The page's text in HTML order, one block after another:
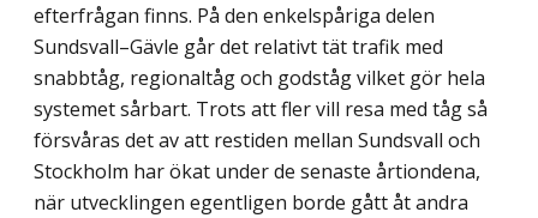
efterfrågan finns. På den enkelspåriga delen
Sundsvall–Gävle går det relativt tät trafik med
snabbtåg, regionaltåg och godståg vilket gör hela
systemet sårbart. Trots att fler vill resa med tåg så
försvåras det av att restiden mellan Sundsvall och
Stockholm har ökat under de senaste årtiondena,
när utvecklingen egentligen borde gått åt andra